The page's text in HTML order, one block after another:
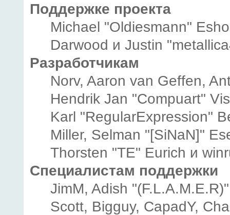
Поддержке проекта
Michael "Oldiesmann"
Darwood и Justin
Разработчикам
Norv, Aaron van Geffen,
Hendrik Jan "Compuart"
Karl "RegularExpression"
Miller, Selman "[SiNaN]"
Thorsten "TE" Eurich и
Специалистам поддержки
JimM, Adish
Scott, Bigguy, CapadY,